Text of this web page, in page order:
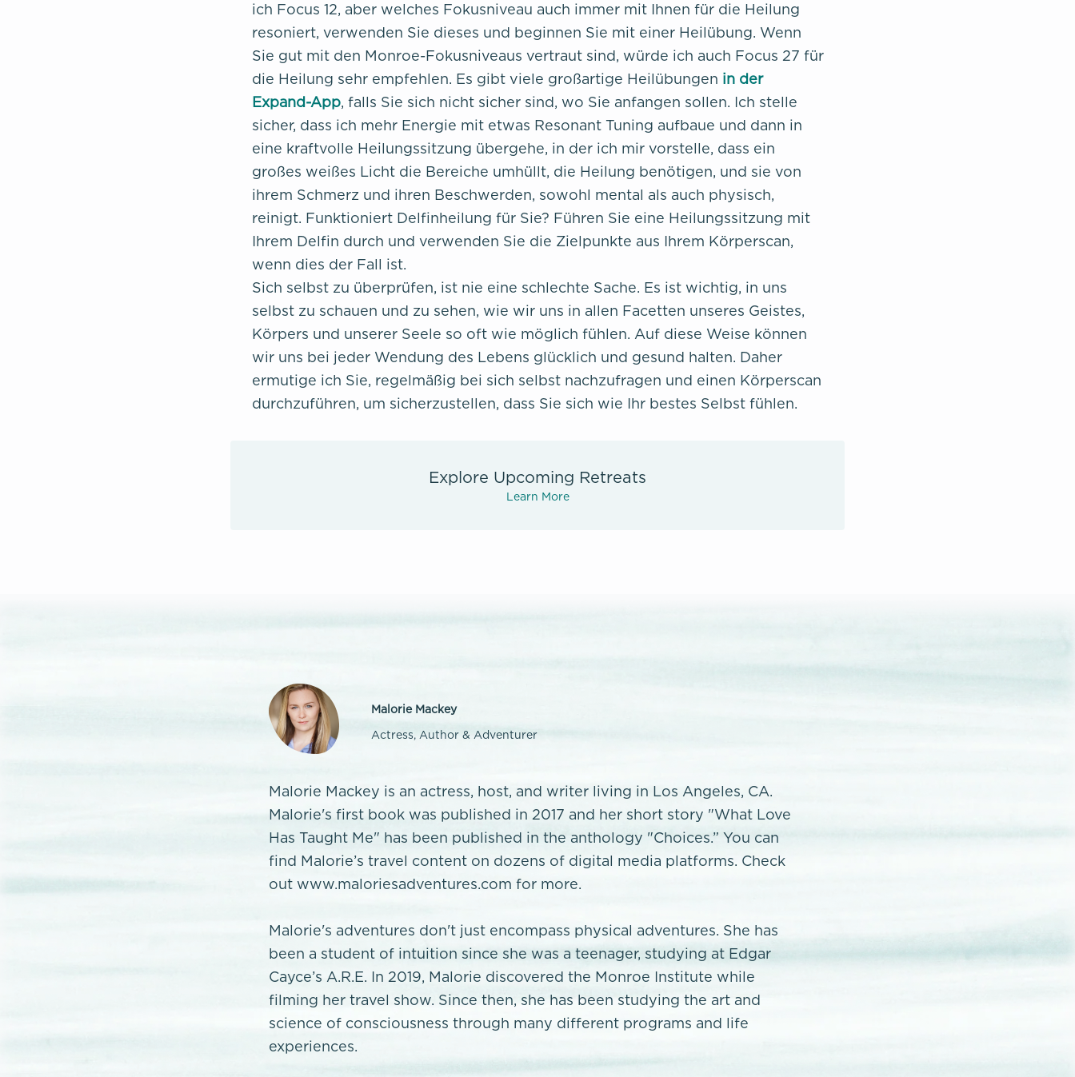
ich Focus 12, aber welches Fokusniveau auch immer mit Ihnen für die Heilung
resoniert, verwenden Sie dieses und beginnen Sie mit einer Heilübung. Wenn
Sie gut mit den Monroe-Fokusniveaus vertraut sind, würde ich auch Focus 27 für
die Heilung sehr empfehlen. Es gibt viele großartige Heilübungen in der
Expand-App, falls Sie sich nicht sicher sind, wo Sie anfangen sollen. Ich stelle
sicher, dass ich mehr Energie mit etwas Resonant Tuning aufbaue und dann in
eine kraftvolle Heilungssitzung übergehe, in der ich mir vorstelle, dass ein
großes weißes Licht die Bereiche umhüllt, die Heilung benötigen, und sie von
ihrem Schmerz und ihren Beschwerden, sowohl mental als auch physisch,
reinigt. Funktioniert Delfinheilung für Sie? Führen Sie eine Heilungssitzung mit
Ihrem Delfin durch und verwenden Sie die Zielpunkte aus Ihrem Körperscan,
wenn dies der Fall ist.
Sich selbst zu überprüfen, ist nie eine schlechte Sache. Es ist wichtig, in uns
selbst zu schauen und zu sehen, wie wir uns in allen Facetten unseres Geistes,
Körpers und unserer Seele so oft wie möglich fühlen. Auf diese Weise können
wir uns bei jeder Wendung des Lebens glücklich und gesund halten. Daher
ermutige ich Sie, regelmäßig bei sich selbst nachzufragen und einen Körperscan
durchzuführen, um sicherzustellen, dass Sie sich wie Ihr bestes Selbst fühlen.
Explore Upcoming Retreats
Learn More
Malorie Mackey
Actress, Author & Adventurer
Malorie Mackey is an actress, host, and writer living in Los Angeles, CA.
Malorie's first book was published in 2017 and her short story "What Love
Has Taught Me" has been published in the anthology "Choices.” You can
find Malorie’s travel content on dozens of digital media platforms. Check
out www.maloriesadventures.com for more.
Malorie's adventures don't just encompass physical adventures. She has
been a student of intuition since she was a teenager, studying at Edgar
Cayce’s A.R.E. In 2019, Malorie discovered the Monroe Institute while
filming her travel show. Since then, she has been studying the art and
science of consciousness through many different programs and life
experiences.